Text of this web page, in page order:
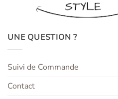
UNE QUESTION ?
Suivi de Commande
Contact